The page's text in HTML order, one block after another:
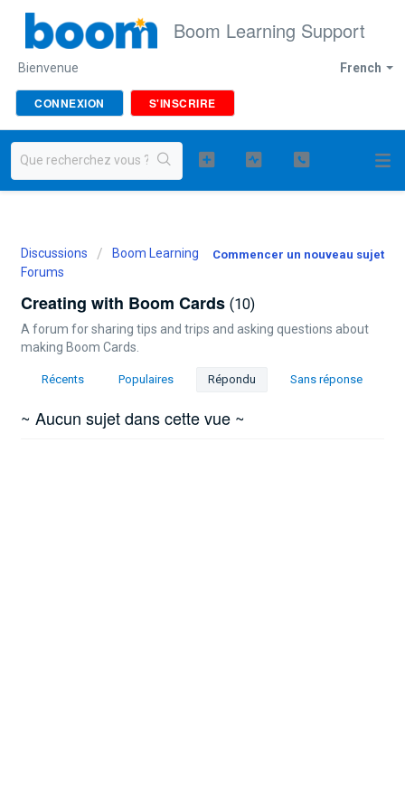
Boom Learning Support
French
Bienvenue
CONNEXION S'INSCRIRE
Commencer un nouveau sujet
Discussions
Boom Learning
Forums
Creating with Boom Cards 10
A forum for sharing tips and trips and asking questions about
making Boom Cards.
Récents Populaires Répondu Sans réponse
~ Aucun sujet dans cette vue ~